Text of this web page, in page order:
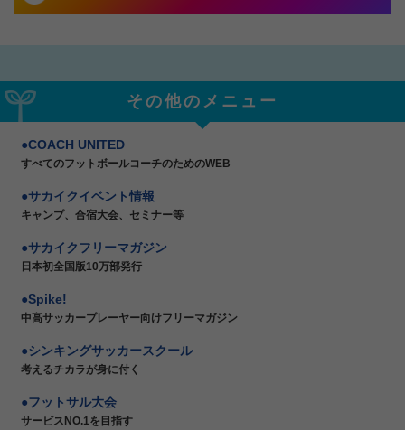
その他のメニュー
COACH UNITED
すべてのフットボールコーチのためのWEB
サカイクイベント情報
キャンプ、合宿大会、セミナー等
サカイクフリーマガジン
日本初全国版10万部発行
Spike!
中高サッカープレーヤー向けフリーマガジン
シンキングサッカースクール
考えるチカラが身に付く
フットサル大会
サービスNO.1を目指す